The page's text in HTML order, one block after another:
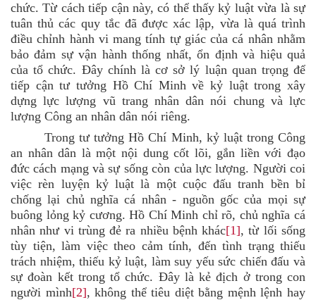
chức. Từ cách tiếp cận này, có thể thấy kỷ luật vừa là sự
tuân thủ các quy tắc đã được xác lập, vừa là quá trình
điều chỉnh hành vi mang tính tự giác của cá nhân nhằm
bảo đảm sự vận hành thống nhất, ổn định và hiệu quả
của tổ chức. Đây chính là cơ sở lý luận quan trọng để
tiếp cận tư tưởng Hồ Chí Minh về kỷ luật trong xây
dựng lực lượng vũ trang nhân dân nói chung và lực
lượng Công an nhân dân nói riêng.
Trong tư tưởng Hồ Chí Minh, kỷ luật trong Công
an nhân dân là một nội dung cốt lõi, gắn liền với đạo
đức cách mạng và sự sống còn của lực lượng. Người coi
việc rèn luyện kỷ luật là một cuộc đấu tranh bền bỉ
chống lại chủ nghĩa cá nhân - nguồn gốc của mọi sự
buông lỏng kỷ cương. Hồ Chí Minh chỉ rõ, chủ nghĩa cá
nhân như vi trùng đẻ ra nhiều bệnh khác[1], từ lối sống
tùy tiện, làm việc theo cảm tính, đến tình trạng thiếu
trách nhiệm, thiếu kỷ luật, làm suy yếu sức chiến đấu và
sự đoàn kết trong tổ chức. Đây là kẻ địch ở trong con
người mình[2], không thể tiêu diệt bằng mệnh lệnh hay